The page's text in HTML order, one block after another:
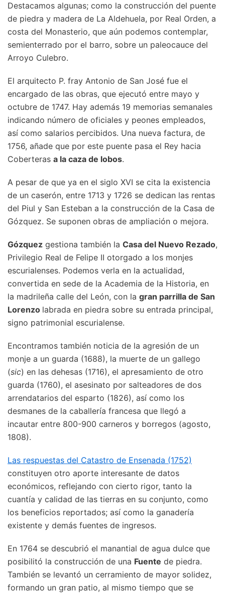
Destacamos algunas; como la construcción del puente
de piedra y madera de La Aldehuela, por Real Orden, a
costa del Monasterio, que aún podemos contemplar,
semienterrado por el barro, sobre un paleocauce del
Arroyo Culebro.
El arquitecto P. fray Antonio de San José fue el
encargado de las obras, que ejecutó entre mayo y
octubre de 1747. Hay además 19 memorias semanales
indicando número de oficiales y peones empleados,
así como salarios percibidos. Una nueva factura, de
1756, añade que por este puente pasa el Rey hacia
Coberteras a la caza de lobos.
A pesar de que ya en el siglo XVI se cita la existencia
de un caserón, entre 1713 y 1726 se dedican las rentas
del Piul y San Esteban a la construcción de la Casa de
Gózquez. Se suponen obras de ampliación o mejora.
Gózquez gestiona también la Casa del Nuevo Rezado,
Privilegio Real de Felipe II otorgado a los monjes
escurialenses. Podemos verla en la actualidad,
convertida en sede de la Academia de la Historia, en
la madrileña calle del León, con la gran parrilla de San
Lorenzo labrada en piedra sobre su entrada principal,
signo patrimonial escurialense.
Encontramos también noticia de la agresión de un
monje a un guarda (1688), la muerte de un gallego
(sic) en las dehesas (1716), el apresamiento de otro
guarda (1760), el asesinato por salteadores de dos
arrendatarios del esparto (1826), así como los
desmanes de la caballería francesa que llegó a
incautar entre 800-900 carneros y borregos (agosto,
1808).
Las respuestas del Catastro de Ensenada (1752)
constituyen otro aporte interesante de datos
económicos, reflejando con cierto rigor, tanto la
cuantía y calidad de las tierras en su conjunto, como
los beneficios reportados; así como la ganadería
existente y demás fuentes de ingresos.
En 1764 se descubrió el manantial de agua dulce que
posibilitó la construcción de una Fuente de piedra.
También se levantó un cerramiento de mayor solidez,
formando un gran patio, al mismo tiempo que se